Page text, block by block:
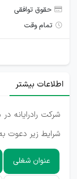
حقوق توافقی
تمام وقت
اطلاعات بیشتر
شرکت رادرایانه
شرایط زیر دعوت
عنوان شغلی